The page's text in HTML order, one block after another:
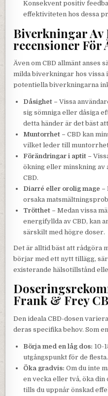
Konsekvent positiv
effektiviteten hos dessa
Biverkningar Av
recensioner För
Även om CBD allmänt anses
milda biverkningar hos vissa
potentiella biverkningarna
Dåsighet – Vissa
sig sömniga eller dåsiga
detta händer är det bäst
Muntorrhet – CBD kan
vilket leder till
Förändringar i aptit –
ökning eller minskning av
CBD.
Diarré eller orolig mage –
orsaka
Trötthet – Medan vissa
energifyllda av CBD, kan
särskilt med högre doser.
Det är alltid bäst att rådgöra
börjar med ett nytt tillägg,
existerande hälsotillstånd
Frank & Frey
Den ideala CBD-dosen
deras specifika behov. Som
Börja med en låg dos: 10-
utgångspunkt för de flesta.
Öka gradvis: Om du inte
en vecka eller två, öka din
tills du uppnår önskad